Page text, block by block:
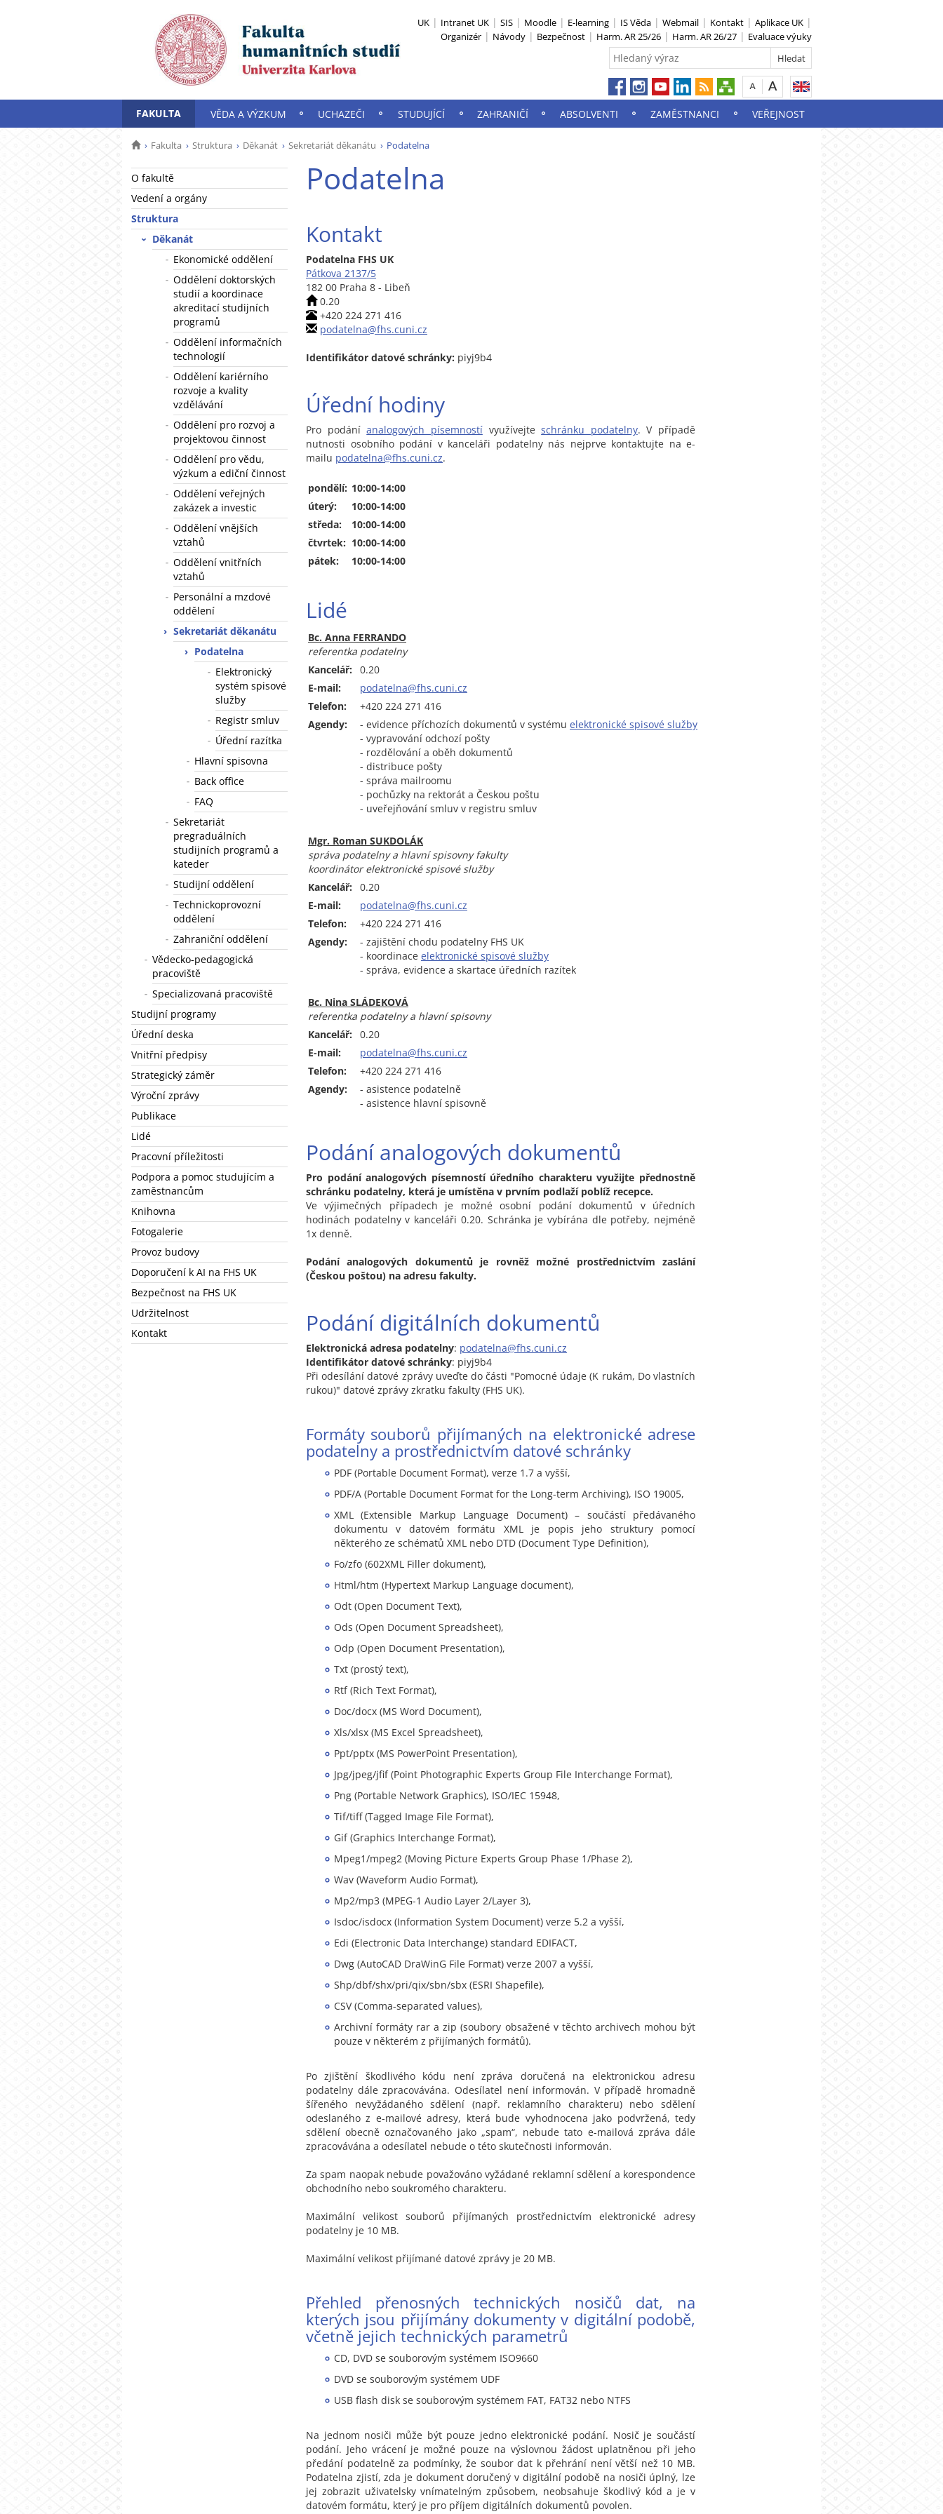
UK Intranet UK SIS Moodle E-learning IS Věda Webmail Kontakt
Aplikace UK
Organizér
Návody Bezpečnost Harm. AR 25/26 Harm. AR 26/27 Evaluace výuky
FAKULTA VĚDA A VÝZKUM UCHAZEČI STUDUJÍCÍ ZAHRANIČÍ ABSOLVENTI ZAMĚSTNANCI VEŘEJNOST
Fakulta Struktura Děkanát Sekretariát děkanátu Podatelna
O fakultě
Vedení a orgány
Struktura
Děkanát
Ekonomické oddělení
Oddělení doktorských
studií a koordinace
akreditací studijních
programů
Oddělení informačních
technologií
Oddělení kariérního
rozvoje a kvality
vzdělávání
Oddělení pro rozvoj a
projektovou činnost
Oddělení pro vědu,
výzkum a ediční činnost
Oddělení veřejných
zakázek a investic
Oddělení vnějších
vztahů
Oddělení vnitřních
vztahů
Personální a mzdové
oddělení
Sekretariát děkanátu
Podatelna
Elektronický
systém spisové
služby
Registr smluv
Úřední razítka
Hlavní spisovna
Back office
FAQ
Sekretariát
pregraduálních
studijních programů a
kateder
Studijní oddělení
Technickoprovozní
oddělení
Zahraniční oddělení
Vědecko-pedagogická
pracoviště
Specializovaná pracoviště
Studijní programy
Úřední deska
Vnitřní předpisy
Strategický záměr
Výroční zprávy
Publikace
Lidé
Pracovní příležitosti
Podpora a pomoc studujícím a
zaměstnancům
Knihovna
Fotogalerie
Provoz budovy
Doporučení k AI na FHS UK
Bezpečnost na FHS UK
Udržitelnost
Kontakt
Podatelna
Kontakt
Podatelna FHS UK
Pátkova 2137/5
182 00 Praha 8 - Libeň
0.20
+420 224 271 416
podatelna@fhs.cuni.cz
Identifikátor datové schránky: piyj9b4
Úřední hodiny
Pro podáníanalogových písemností využívejteschránku podatelny. V případě
nutnosti osobního podání v kanceláři podatelny nás nejprve kontaktujte na e-
mailu podatelna@fhs.cuni.cz.
pondělí: 10:00-14:00
úterý:
10:00-14:00
středa:
10:00-14:00
čtvrtek: 10:00-14:00
pátek:
10:00-14:00
Lidé
Bc. Anna FERRANDO
referentka podatelny
Kancelář:
0.20
E-mail:
podatelna@fhs.cuni.cz
Telefon:
+420 224 271 416
Agendy:
- evidence příchozích dokumentů v systému elektronické spisové služby
- vypravování odchozí pošty
- rozdělování a oběh dokumentů
- distribuce pošty
- správa mailroomu
- pochůzky na rektorát a Českou poštu
- uveřejňování smluv v registru smluv
Mgr. Roman SUKDOLÁK
správa podatelny a hlavní spisovny fakulty
koordinátor elektronické spisové služby
Kancelář:
0.20
E-mail:
podatelna@fhs.cuni.cz
Telefon:
+420 224 271 416
Agendy:
- zajištění chodu podatelny FHS UK
- koordinace elektronické spisové služby
- správa, evidence a skartace úředních razítek
Bc. Nina SLÁDEKOVÁ
referentka podatelny a hlavní spisovny
Kancelář:
0.20
E-mail:
podatelna@fhs.cuni.cz
Telefon:
+420 224 271 416
Agendy:
- asistence podatelně
- asistence hlavní spisovně
Podání analogových dokumentů
Pro podání analogových písemností úředního charakteru využijte přednostně
schránku podatelny, která je umístěna v prvním podlaží poblíž recepce.
Ve výjimečných případech je možné osobní podání dokumentů v úředních
hodinách podatelny v kanceláři 0.20. Schránka je vybírána dle potřeby, nejméně
1x denně.
Podání analogových dokumentů je rovněž možné prostřednictvím zaslání
(Českou poštou) na adresu fakulty.
Podání digitálních dokumentů
Elektronická adresa podatelny: podatelna@fhs.cuni.cz
Identifikátor datové schránky: piyj9b4
Při odesílání datové zprávy uveďte do části "Pomocné údaje (K rukám, Do vlastních
rukou)" datové zprávy zkratku fakulty (FHS UK).
Formáty souborů přijímaných na elektronické adrese
podatelny a prostřednictvím datové schránky
PDF (Portable Document Format), verze 1.7 a vyšší,
PDF/A (Portable Document Format for the Long-term Archiving), ISO 19005,
XML (Extensible Markup Language Document) – součástí předávaného
dokumentu v datovém formátu XML je popis jeho struktury pomocí
některého ze schématů XML nebo DTD (Document Type Definition),
Fo/zfo (602XML Filler dokument),
Html/htm (Hypertext Markup Language document),
Odt (Open Document Text),
Ods (Open Document Spreadsheet),
Odp (Open Document Presentation),
Txt (prostý text),
Rtf (Rich Text Format),
Doc/docx (MS Word Document),
Xls/xlsx (MS Excel Spreadsheet),
Ppt/pptx (MS PowerPoint Presentation),
Jpg/jpeg/jfif (Point Photographic Experts Group File Interchange Format),
Png (Portable Network Graphics), ISO/IEC 15948,
Tif/tiff (Tagged Image File Format),
Gif (Graphics Interchange Format),
Mpeg1/mpeg2 (Moving Picture Experts Group Phase 1/Phase 2),
Wav (Waveform Audio Format),
Mp2/mp3 (MPEG-1 Audio Layer 2/Layer 3),
Isdoc/isdocx (Information System Document) verze 5.2 a vyšší,
Edi (Electronic Data Interchange) standard EDIFACT,
Dwg (AutoCAD DraWinG File Format) verze 2007 a vyšší,
Shp/dbf/shx/pri/qix/sbn/sbx (ESRI Shapefile),
CSV (Comma-separated values),
Archivní formáty rar a zip (soubory obsažené v těchto archivech mohou být
pouze v některém z přijímaných formátů).
Po zjištění škodlivého kódu není zpráva doručená na elektronickou adresu
podatelny dále zpracovávána. Odesílatel není informován. V případě hromadně
šířeného nevyžádaného sdělení (např. reklamního charakteru) nebo sdělení
odeslaného z e-mailové adresy, která bude vyhodnocena jako podvržená, tedy
sdělení obecně označovaného jako „spam“, nebude tato e-mailová zpráva dále
zpracovávána a odesílatel nebude o této skutečnosti informován.
Za spam naopak nebude považováno vyžádané reklamní sdělení a korespondence
obchodního nebo soukromého charakteru.
Maximální velikost souborů přijímaných prostřednictvím elektronické adresy
podatelny je 10 MB.
Maximální velikost přijímané datové zprávy je 20 MB.
Přehled přenosných technických nosičů dat, na
kterých jsou přijímány dokumenty v digitální podobě,
včetně jejich technických parametrů
CD, DVD se souborovým systémem ISO9660
DVD se souborovým systémem UDF
USB flash disk se souborovým systémem FAT, FAT32 nebo NTFS
Na jednom nosiči může být pouze jedno elektronické podání. Nosič je součástí
podání. Jeho vrácení je možné pouze na výslovnou žádost uplatněnou při jeho
předání podatelně za podmínky, že soubor dat k přehrání není větší než 10 MB.
Podatelna zjistí, zda je dokument doručený v digitální podobě na nosiči úplný, lze
jej zobrazit uživatelsky vnímatelným způsobem, neobsahuje škodlivý kód a je v
datovém formátu, který je pro příjem digitálních dokumentů povolen.